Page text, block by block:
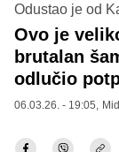
Odustao je od
Ovo je
brutalan
odlučio
06.03.26. - 19:05,